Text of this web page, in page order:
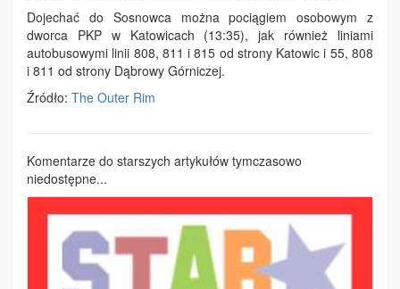
Dojechać do Sosnowca można pociągiem osobowym z
dworca PKP w Katowicach (13:35), jak również liniami
autobusowymi linii 808, 811 i 815 od strony Katowic i 55, 808
i 811 od strony Dąbrowy Górniczej.
Źródło: The Outer Rim
Komentarze do starszych artykułów tymczasowo
niedostępne...